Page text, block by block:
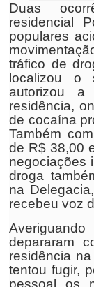
Duas
residencial
populares
tráfico de
localizou o
autorizou
residência,
de cocaína
Também
de R$ 38,00
negociações
droga
na
recebeu voz
depararam
residência
tentou fugir,
pessoal os